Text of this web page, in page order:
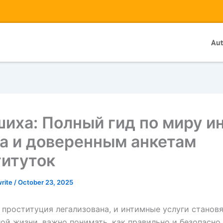
Полный гид по миру
и доверенным анкетам
/October 23, 2025
легализована, и интимные услуги